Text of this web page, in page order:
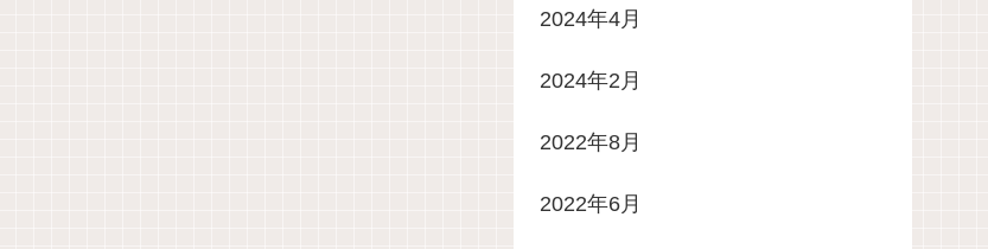
2024年4月
2024年2月
2022年8月
2022年6月